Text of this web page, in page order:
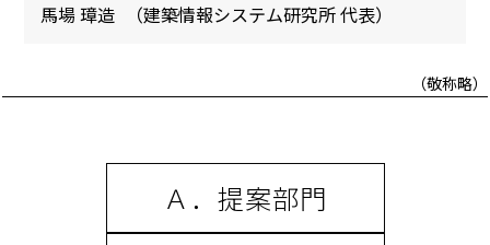
馬場 璋造 （建築情報システム研究所 代表）
（敬称略）
Ａ．提案部門